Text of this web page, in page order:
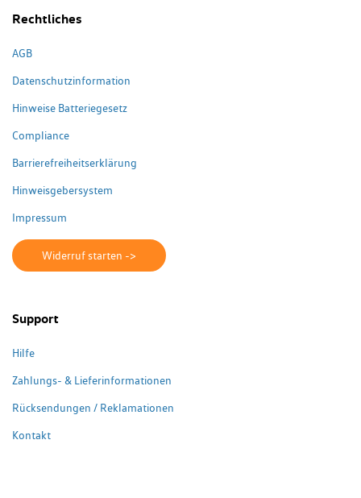
Rechtliches
AGB
Datenschutzinformation
Hinweise Batteriegesetz
Compliance
Barrierefreiheitserklärung
Hinweisgebersystem
Impressum
Widerruf starten ->
Support
Hilfe
Zahlungs- & Lieferinformationen
Rücksendungen / Reklamationen
Kontakt